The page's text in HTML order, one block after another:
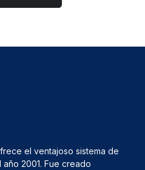
el ventajoso sistema de
2001. Fue creado